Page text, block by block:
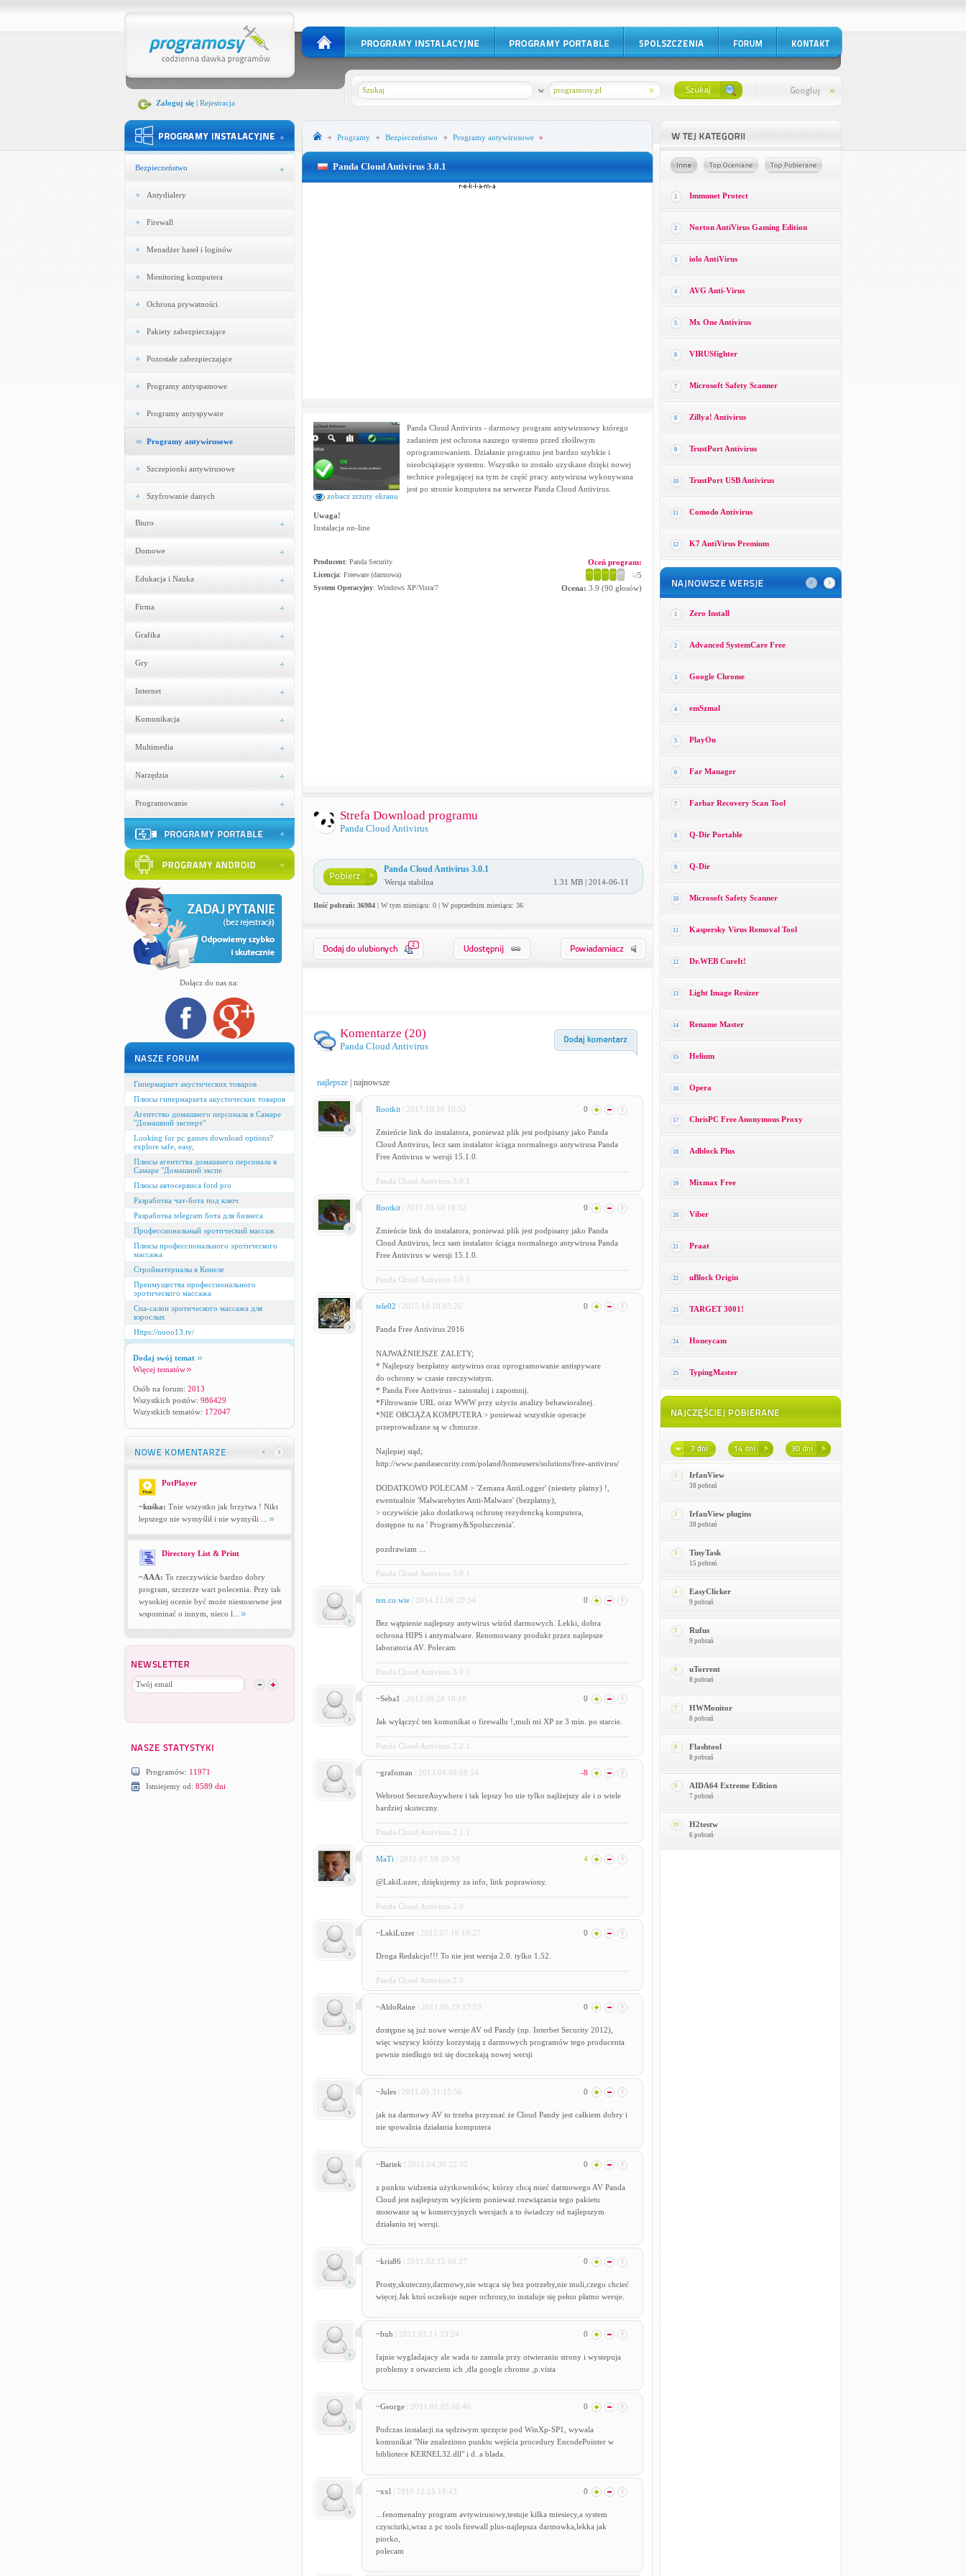
Zaloguj się| Rejestracja
programosy.pl
w
Bezpieczeństwo
Antydialery
Firewall
Menadżer haseł i loginów
Monitoring komputera
Ochrona prywatności
Pakiety zabezpieczające
Pozostałe zabezpieczające
Programy antyspamowe
Programy antyspyware
Programy antywirusowe
Szczepionki antywirusowe
Szyfrowanie danych
Biuro
Domowe
Edukacja i Nauka
Firma
Grafika
Gry
Internet
Komunikacja
Multimedia
Narzędzia
Programowanie
Dołącz do nas na:
Гипермаркет акустических товаров
Плюсы гипермаркета акустических товаров
Агентство домашнего персонала в Самаре
"Домашний эксперт"
Looking for pc games download options?
explore safe, easy,
Плюсы агентства домашнего персонала в
Самаре "Домашний экспе
Плюсы автосервиса ford pro
Разработка чат-бота под ключ
Разработка telegram бота для бизнеса
Профессиональный эротический массаж
Плюсы профессионального эротического
массажа
Стройматериалы в Кинеле
Преимущества профессионального
эротического массажа
Спа-салон эротического массажа для
взрослых
Https://nooo13.tv/
Dodaj swój temat
Więcej tematów
Osób na forum: 2013
Wszystkich postów: 986429
Wszystkich tematów: 172047
PotPlayer
~kuśka: Tnie wszystko jak brzytwa ! Nikt
lepszego nie wymyślił i nie wymyśli ...
Directory List & Print
~AAA: To rzeczywiście bardzo dobry
program, szczerze wart polecenia. Przy tak
wysokiej ocenie być może niestosowne jest
wspominać o innym, nieco l...
Programów: 11971
Istniejemy od: 8589 dni
Programy Bezpieczeństwo Programy antywirusowe
Panda Cloud Antivirus 3.0.1
zobacz zrzuty ekranu
Panda Cloud Antivirus - darmowy program antywirusowy którego
zadaniem jest ochrona naszego systemu przed złośliwym
oprogramowaniem. Działanie programu jest bardzo szybkie i
nieobciążające systemu. Wszystko to zostało uzyskane dzięki nowej
technice polegającej na tym że część pracy antywirusa wykonywana
jest po stronie komputera na serwerze Panda Cloud Antivirus.
Uwaga!
Instalacja on-line
Producent: Panda Security
Licencja: Freeware (darmowa)
System Operacyjny: Windows XP/Vista/7
Oceń program:
-/5
Ocena: 3.9 (90 głosów)
Strefa Download programu
Panda Cloud Antivirus
Panda Cloud Antivirus 3.0.1
Wersja stabilna 1.31 MB | 2014-06-11
Ilość pobrań: 36984| W tym miesiącu: 0 | W poprzednim miesiącu: 36
2
Komentarze (20)
Panda Cloud Antivirus
najlepsze| najnowsze
Rootkit | 2017.10.10 10:52 0
Zmieńcie link do instalatora, ponieważ plik jest podpisany jako Panda
Cloud Antivirus, lecz sam instalator ściąga normalnego antywirusa Panda
Free Antivirus w wersji 15.1.0.
Panda Cloud Antivirus 3.0.1
Rootkit | 2017.10.10 10:52 0
Zmieńcie link do instalatora, ponieważ plik jest podpisany jako Panda
Cloud Antivirus, lecz sam instalator ściąga normalnego antywirusa Panda
Free Antivirus w wersji 15.1.0.
Panda Cloud Antivirus 3.0.1
tele02 | 2015.10.10 03:26 0
Panda Free Antivirus 2016
NAJWAŻNIEJSZE ZALETY;
* Najlepszy bezpłatny antywirus oraz oprogramowanie antispyware
do ochrony w czasie rzeczywistym.
* Panda Free Antivirus - zainstaluj i zapomnij.
*Filtrowanie URL oraz WWW przy użyciu analizy behawioralnej.
*NIE OBCIĄŻA KOMPUTERA > ponieważ wszystkie operacje
przeprowadzane są w chmurze.
Najlepiej stąd;
http://www.pandasecurity.com/poland/homeusers/solutions/free-antivirus/
DODATKOWO POLECAM > 'Zemana AntiLogger' (niestety płatny) !,
ewentualnie 'Malwarebytes Anti-Malware' (bezpłatny),
> oczywiście jako dodatkową ochronę rezydencką komputera,
dostępne tu na ' Programy&Spolszczenia'.
pozdrawiam ...
Panda Cloud Antivirus 3.0.1
ten.co.wie | 2014.12.06 20:34 0
Bez wątpienie najlepszy antywirus wśród darmowych. Lekki, dobra
ochrona HIPS i antymalware. Renomowany produkt przez najlepsze
laboratoria AV. Polecam
Panda Cloud Antivirus 3.0.1
~Seba1 | 2013.08.28 18:18 0
Jak wyłączyć ten komunikat o firewallu !,muli mi XP ze 3 min. po starcie.
Panda Cloud Antivirus 2.2.1
~grafoman | 2013.04.09 08:54 -8
Webroot SecureAnywhere i tak lepszy bo nie tylko najlżejszy ale i o wiele
bardziej skuteczny.
Panda Cloud Antivirus 2.1.1
MaTi | 2012.07.16 20:59 4
@LakiLuzer, dziękujemy za info, link poprawiony.
Panda Cloud Antivirus 2.0
~LakiLuzer | 2012.07.16 19:27 0
Droga Redakcjo!!! To nie jest wersja 2.0. tylko 1.52.
Panda Cloud Antivirus 2.0
~AldoRaine | 2011.06.29 17:53 0
dostępne są już nowe wersje AV od Pandy (np. Interbet Security 2012),
więc wszyscy którzy korzystają z darmowych programów tego producenta
pewnie niedługo też się doczekają nowej wersji
~Jules | 2011.05.31 15:56 0
jak na darmowy AV to trzeba przyznać że Cloud Pandy jest całkiem dobry i
nie spowalnia działania komputera
~Bartek | 2011.04.30 22:32 0
z punktu widzenia użytkowników, którzy chcą mieć darmowego AV Panda
Cloud jest najlepszym wyjściem ponieważ rozwiązania tego pakietu
stosowane są w komercyjnych wersjach a to świadczy od najlepszym
działaniu tej wersji.
~kris86 | 2011.02.12 08:27 0
Prosty,skuteczny,darmowy,nie wtrąca się bez potrzeby,nie muli,czego chcieć
więcej.Jak ktoś oczekuje super ochrony,to instaluje się pełno płatno wersje.
~buh | 2011.02.11 23:24 0
fajnie wygladajacy ale wada to zamula przy otwieraniu strony i wystepuja
problemy z otwarciem ich ,dla google chrome ,p.vista
~George | 2011.01.03 00:46 0
Podczas instalacji na sędziwym sprzęcie pod WinXp-SP1, wywala
komunikat "Nie znaleziono punktu wejścia procedury EncodePointer w
bibliotece KERNEL32.dll" i d..a blada.
~xxl | 2010.12.15 18:43 0
...fenomenalny program avtywirusowy,testuje kilka miesiecy,a system
czysciutki,wraz z pc tools firewall plus-najlepsza darmowka,lekka jak
piorko,
polecam
1 Immunet Protect
2 Norton AntiVirus Gaming Edition
3 iolo AntiVirus
4 AVG Anti-Virus
5 Mx One Antivirus
6 VIRUSfighter
7 Microsoft Safety Scanner
8 Zillya! Antivirus
9 TrustPort Antivirus
10 TrustPort USB Antivirus
11 Comodo Antivirus
12 K7 AntiVirus Premium
1 Zero Install
2 Advanced SystemCare Free
3 Google Chrome
4 emSzmal
5 PlayOn
6 Far Manager
7 Farbar Recovery Scan Tool
8 Q-Dir Portable
9 Q-Dir
10 Microsoft Safety Scanner
11 Kaspersky Virus Removal Tool
12 Dr.WEB CureIt!
13 Light Image Resizer
14 Rename Master
15 Helium
16 Opera
17 ChrisPC Free Anonymous Proxy
18 Adblock Plus
19 Mixmax Free
20 Viber
21 Praat
22 uBlock Origin
23 TARGET 3001!
24 Honeycam
25 TypingMaster
1 IrfanView
38 pobrań
2 IrfanView plugins
38 pobrań
3 TinyTask
15 pobrań
4 EasyClicker
9 pobrań
5 Rufus
9 pobrań
6 uTorrent
8 pobrań
7 HWMonitor
8 pobrań
8 Flashtool
8 pobrań
9 AIDA64 Extreme Edition
7 pobrań
10 H2testw
6 pobrań